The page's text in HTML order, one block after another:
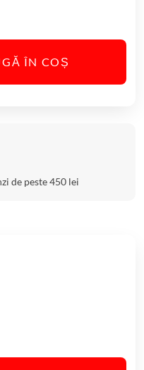
ÎN COȘ
de peste 450 lei